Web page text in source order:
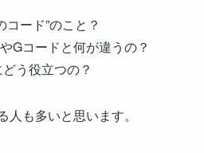
コード”のこと？
Gコードと何が違うの？
う役立つの？
人も多いと思います。